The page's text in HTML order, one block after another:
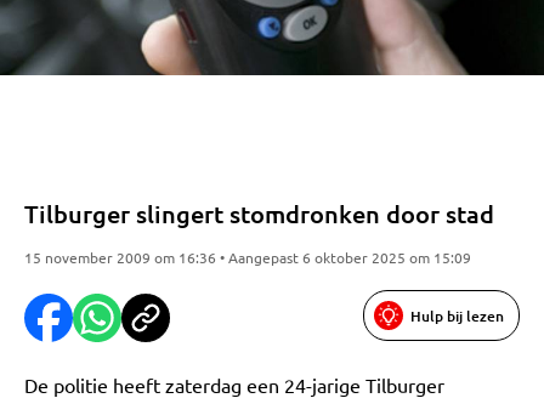
Tilburger slingert stomdronken door stad
15 november 2009 om 16:36 • Aangepast 6 oktober 2025 om 15:09
Hulp bij lezen
De politie heeft zaterdag een 24-jarige Tilburger